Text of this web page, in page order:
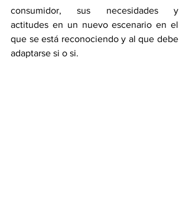
consumidor, sus necesidades y
actitudes en un nuevo escenario en el
que se está reconociendo y al que debe
adaptarse si o si.